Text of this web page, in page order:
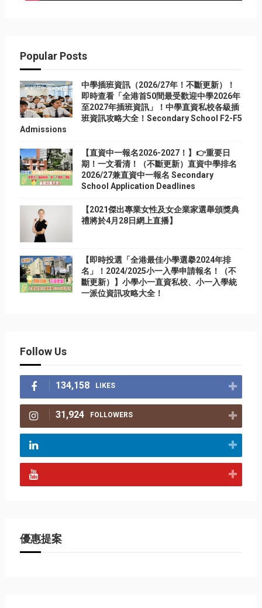
Popular Posts
中學插班資訊（2026/27年！不斷更新）！
即時查看「全港首50間最受歡迎中學2026年
至2027年插班資訊」！中學直資私校各級插
班資訊攻略大全！Secondary School F2-F5
Admissions
【直資中一報名2026-2027！】👉重要日
期！一文看清！（不斷更新）直資中學排名
2026/27兼直資中一報名 Secondary
School Application Deadlines
【2021傑出專業女性及女企業家選舉頒獎典
禮將於4月28日網上直播】
【即時投選「全港最佳小學選擧2024年排
名」！2024/2025小一入學申請報名！（不
斷更新）】小學小一直資私校、小一入學統
一派位資訊攻略大全！
Follow Us
134,158 LIKES
31,924 FOLLOWERS
優惠提案